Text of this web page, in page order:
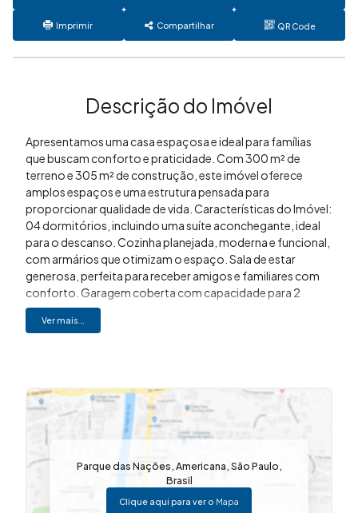
Imprimir Compartilhar QR Code
Descrição do Imóvel
Apresentamos uma casa espaçosa e ideal para famílias
que buscam conforto e praticidade. Com 300 m² de
terreno e 305 m² de construção, este imóvel oferece
amplos espaços e uma estrutura pensada para
proporcionar qualidade de vida. Características do Imóvel:
04 dormitórios, incluindo uma suíte aconchegante, ideal
para o descanso. Cozinha planejada, moderna e funcional,
com armários que otimizam o espaço. Sala de estar
generosa, perfeita para receber amigos e familiares com
conforto. Garagem coberta com capacidade para 2
carros, garantindo segurança e conveniência. Sala de
jogos ampla, com 2 sacadas, proporcionando diversão e
casa é a combinação perfeita entre espaço, conforto e
praticidade. Não perca a chance de conhecê-la
pessoalmente. Gostou? Entre em contato. (19) 3648-
8494 Imovibe Imóveis A imobiliária que causa magia em
VOCÊ!
Ver mais...
Parque das Nações,Americana,São Paulo,
Brasil
Clique aqui para ver o Mapa